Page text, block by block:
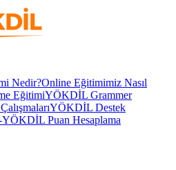
Nedir?Online Eğitimimiz Nasıl
EğitimiYÖKDİL Grammer
YÖKDİL Destek
Puan Hesaplama